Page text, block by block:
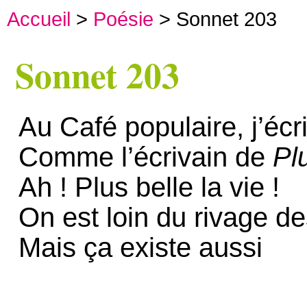
Accueil > Poésie > Sonnet 203
Sonnet 203
Au Café populaire,
Comme l’écrivain de
Ah ! Plus belle la vie !
On est loin du rivage
Mais ça existe aussi